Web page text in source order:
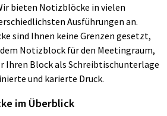
bieten Notizblöcke in vielen
Ausführungen an.
sind Ihnen keine Grenzen gesetzt,
Notizblock für den Meetingraum,
Ihren Block als Schreibtischunterlage
und karierte Druck.
im Überblick